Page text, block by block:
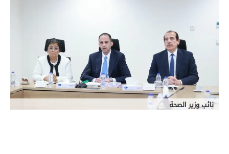
نائب وزير الصحة